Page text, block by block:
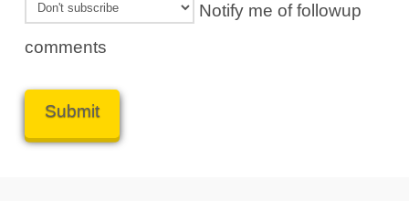
Notify me of followup
comments